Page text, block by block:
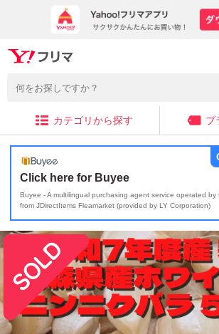
カテゴリから探す ブ
Click here for Buyee
Buyee - A multilingual purchasing agent service operated
from JDirectItems Fleamarket (provided by LY Corporation)